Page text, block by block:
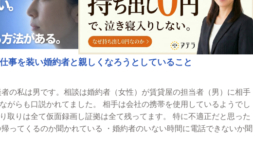
事を装い婚約者と親しくなろうとしていること
者の私は男です。相談は婚約者（女性）が賃貸屋の担当者（男）に相手
した。 相手は会社の携帯を使用しているようでし
全て仮面録画し証拠は全て残ってます。 特に不適正だと思った
ってくるのか聞かれている ・婚約者のいない時間に電話できないか聞